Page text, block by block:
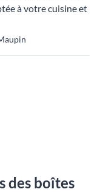
à votre cuisine et
des boîtes